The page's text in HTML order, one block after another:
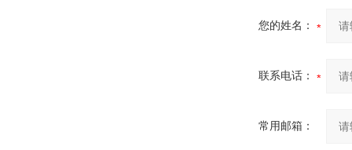
您的姓名：
联系电话：
常用邮箱：